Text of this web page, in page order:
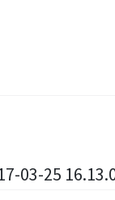
03-25